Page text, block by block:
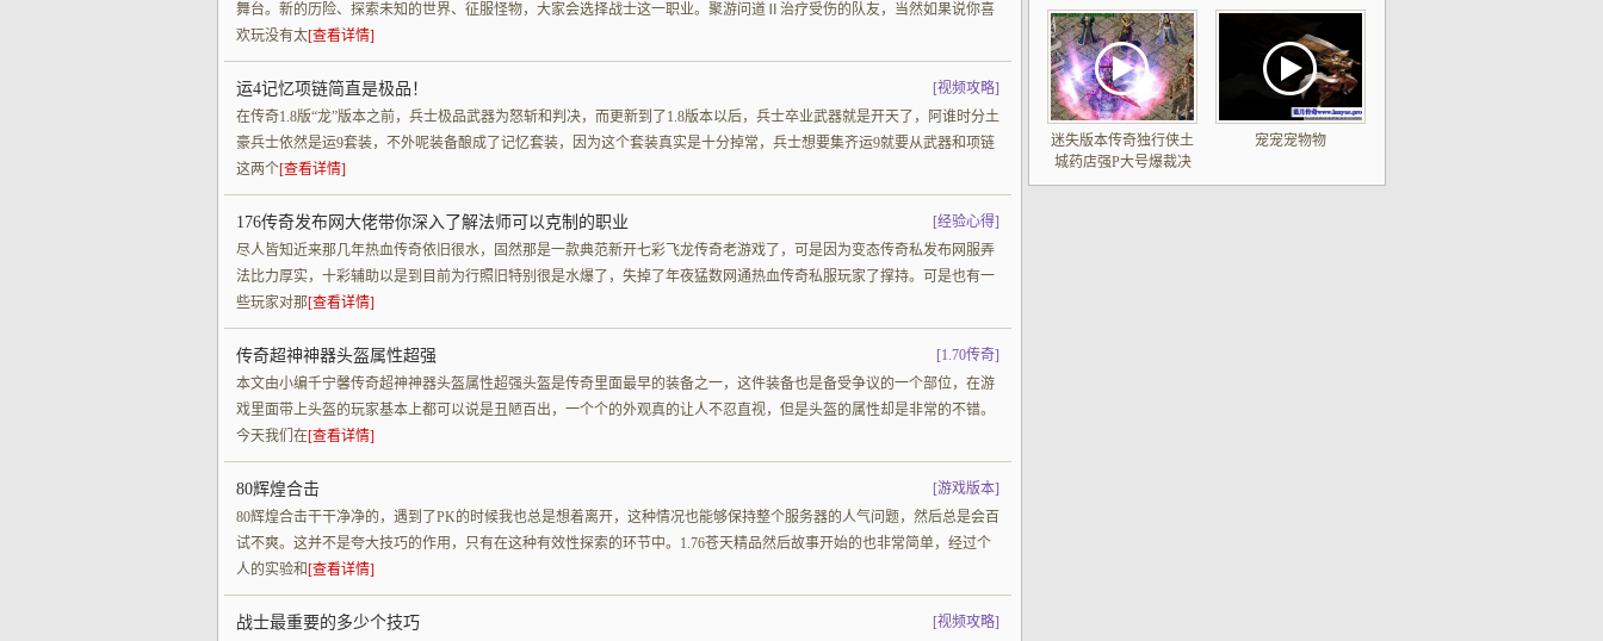
舞台。新的历险、探索未知的世界、征服怪物，大家会选择战士这一职业。聚游问道Ⅱ治疗受伤的队友，当然如果说你喜
欢玩没有太[查看详情]
[视频攻略]
运4记忆项链简直是极品！
在传奇1.8版“龙”版本之前，兵士极品武器为怒斩和判决，而更新到了1.8版本以后，兵士卒业武器就是开天了，阿谁时分土
豪兵士依然是运9套装，不外呢装备酿成了记忆套装，因为这个套装真实是十分掉常，兵士想要集齐运9就要从武器和项链
这两个[查看详情]
[经验心得]
176传奇发布网大佬带你深入了解法师可以克制的职业
尽人皆知近来那几年热血传奇依旧很水，固然那是一款典范新开七彩飞龙传奇老游戏了，可是因为变态传奇私发布网服弄
法比力厚实，十彩辅助以是到目前为行照旧特别很是水爆了，失掉了年夜猛数网通热血传奇私服玩家了撑持。可是也有一
些玩家对那[查看详情]
[1.70传奇]
传奇超神神器头盔属性超强
本文由小编千宁馨传奇超神神器头盔属性超强头盔是传奇里面最早的装备之一，这件装备也是备受争议的一个部位，在游
戏里面带上头盔的玩家基本上都可以说是丑陋百出，一个个的外观真的让人不忍直视，但是头盔的属性却是非常的不错。
今天我们在[查看详情]
[游戏版本]
80辉煌合击
80辉煌合击干干净净的，遇到了PK的时候我也总是想着离开，这种情况也能够保持整个服务器的人气问题，然后总是会百
试不爽。这并不是夸大技巧的作用，只有在这种有效性探索的环节中。1.76苍天精品然后故事开始的也非常简单，经过个
人的实验和 [查看详情]
[视频攻略]
战士最重要的多少个技巧
迷失版本传奇独行侠土
城药店强P大号爆裁决
众行会来猎头却遭冷脸
宠宠宠物物